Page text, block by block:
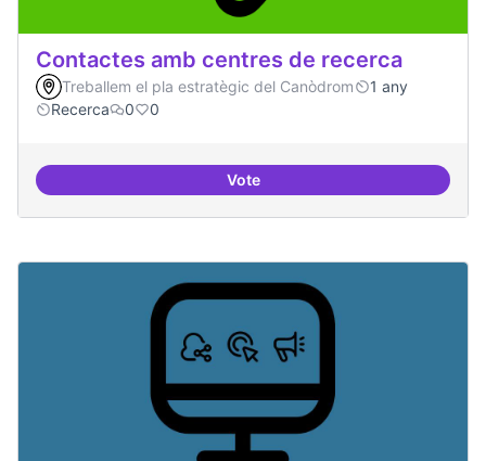
Contactes amb centres de recerca
Treballem el pla estratègic del Canòdrom
1 any
Recerca
0 0
VoteContactes amb centres de